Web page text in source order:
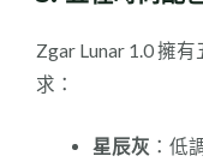
Zgar Lunar 1.0 擁
求：
星辰灰 ：低